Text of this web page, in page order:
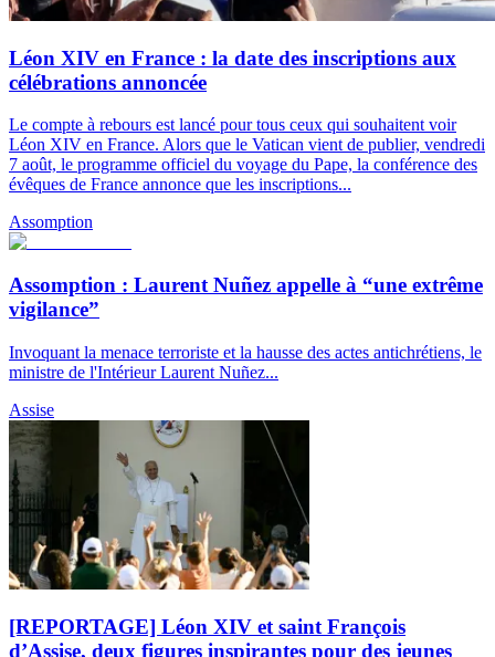
Léon XIV en France : la date des inscriptions aux
célébrations annoncée
Le compte à rebours est lancé pour tous ceux qui souhaitent voir
Léon XIV en France. Alors que le Vatican vient de publier, vendredi
7 août, le programme officiel du voyage du Pape, la conférence des
évêques de France annonce que les inscriptions...
Assomption
Assomption : Laurent Nuñez appelle à “une extrême
vigilance”
Invoquant la menace terroriste et la hausse des actes antichrétiens, le
ministre de l'Intérieur Laurent Nuñez...
Assise
[REPORTAGE] Léon XIV et saint François
d’Assise, deux figures inspirantes pour des jeunes